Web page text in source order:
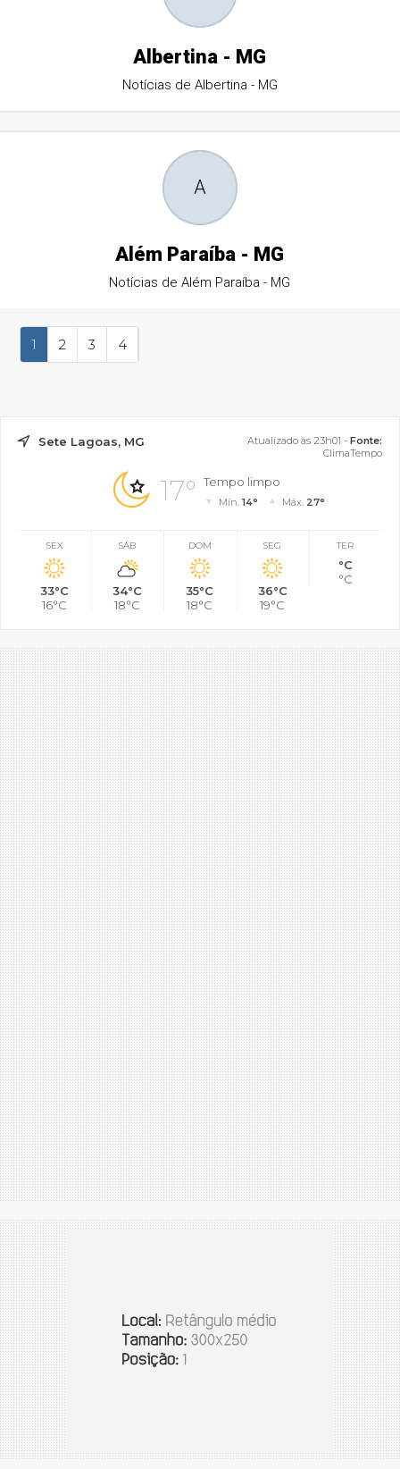
Albertina - MG
Notícias de Albertina - MG
A
Além Paraíba - MG
Notícias de Além Paraíba - MG
1 2 3 4
Sete Lagoas, MG Atualizado às 23h01 - Fonte:
ClimaTempo
17° Tempo limpo
Mín.14° Máx. 27°
SEX
33°C
16°C
SÁB
34°C
18°C
DOM
35°C
18°C
SEG
36°C
19°C
TER
°C
°C